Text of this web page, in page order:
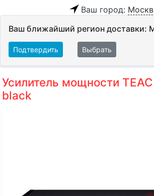
Ваш город:
Ваш ближайший регион доставки:
Подтвердить Выбрать
Усилитель мощности TEAC
black